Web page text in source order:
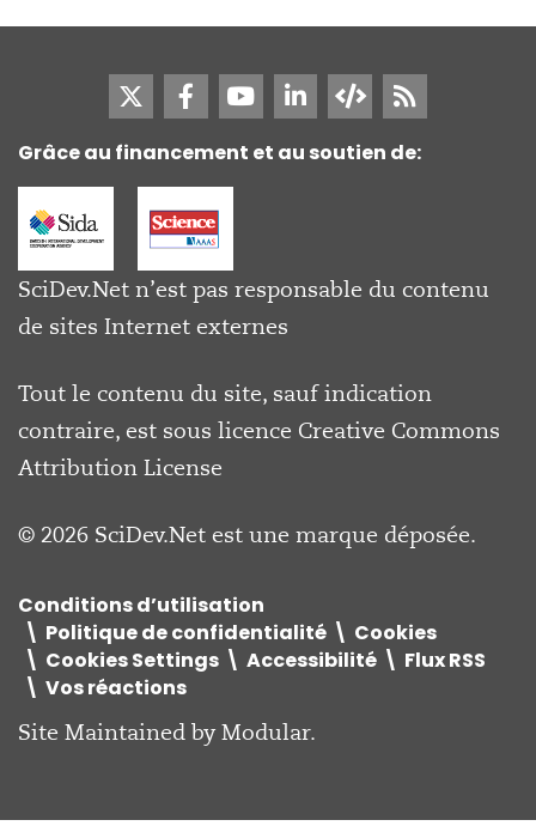
Grâce au financement et au soutien de:
SciDev.Net n’est pas responsable du contenu
de sites Internet externes
Tout le contenu du site, sauf indication
contraire, est sous licence Creative Commons
Attribution License
© 2026 SciDev.Net est une marque déposée.
Conditions d’utilisation
Politique de confidentialité
Cookies
Cookies Settings
Accessibilité
Flux RSS
Vos réactions
Site Maintained byModular.